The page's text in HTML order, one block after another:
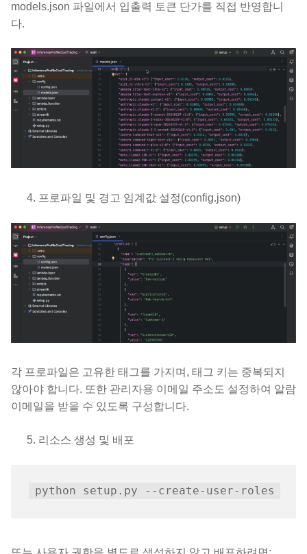
models.json 파일에서 입출력 토큰 단가를 직접 반영합니
다.
프로파일 및 경고 임계값 설정(config.json)
각 프로파일은 고유한 태그를 가지며, 태그 키는 중복되지
않아야 합니다. 또한 관리자용 이메일 주소도 설정하여 알람
이메일을 받을 수 있도록 구성합니다.
리소스 생성 및 배포